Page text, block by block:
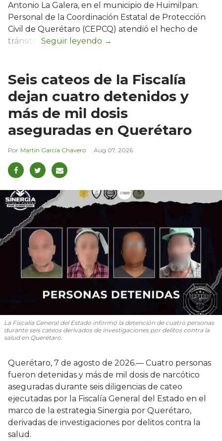
Antonio La Galera, en el municipio de Huimilpan.
Personal de la Coordinación Estatal de Protección
Civil de Querétaro (CEPCQ) atendió el hecho de
tránsito.
Seis cateos de la Fiscalía
dejan cuatro detenidos y
más de mil dosis
aseguradas en Querétaro
Martín García Chavero Aug 07, 2026
La Fiscalía General del Estado informó la detención de cuatro personas
durante seis cateos derivados de investigaciones por delitos contra la
salud en Querétaro.
Querétaro, 7 de agosto de 2026.— Cuatro personas
fueron detenidas y más de mil dosis de narcótico
aseguradas durante seis diligencias de cateo
ejecutadas por la Fiscalía General del Estado en el
marco de la estrategia Sinergia por Querétaro,
derivadas de investigaciones por delitos contra la
salud.